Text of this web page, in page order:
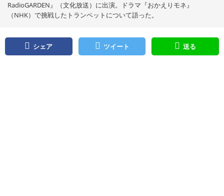
RadioGARDEN』（文化放送）に出演。ドラマ『おかえりモネ』
（NHK）で挑戦したトランペットについて語った。
シェア ツイート 送る